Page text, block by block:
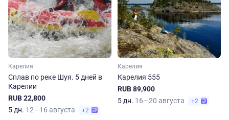
Карелия
Сплав по реке Шуя. 5 дней в
Карелии
RUB 22,800
5 дн. 12—16 августа +2
Карелия
Карелия 555
RUB 89,900
5 дн. 16—20 августа +2